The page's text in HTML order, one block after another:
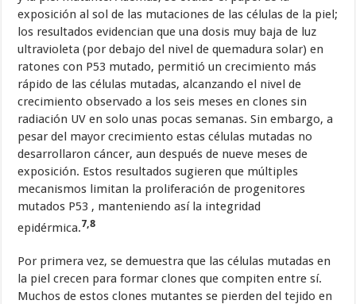
exposición al sol de las mutaciones de las células de la piel;
los resultados evidencian que una dosis muy baja de luz
ultravioleta (por debajo del nivel de quemadura solar) en
ratones con P53 mutado, permitió un crecimiento más
rápido de las células mutadas, alcanzando el nivel de
crecimiento observado a los seis meses en clones sin
radiación UV en solo unas pocas semanas. Sin embargo, a
pesar del mayor crecimiento estas células mutadas no
desarrollaron cáncer, aun después de nueve meses de
exposición. Estos resultados sugieren que múltiples
mecanismos limitan la proliferación de progenitores
mutados P53 , manteniendo así la integridad
epidérmica.7,8
Por primera vez, se demuestra que las células mutadas en
la piel crecen para formar clones que compiten entre sí.
Muchos de estos clones mutantes se pierden del tejido en